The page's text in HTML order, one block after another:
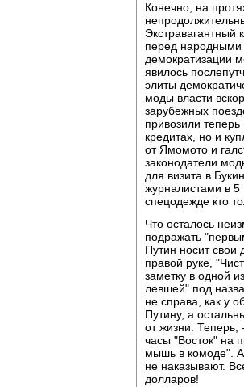
Конечно, на
Экстравагантный
перед народными
демократизации
явилось
элиты
моды власти
зарубежных
привозили
кредитах, но и
от Ямомото и
законодатели
для визита в
журналистами в 5
спецодежде кто
Что осталось
подражать
Путин носит
правой руке,
заметку в одной
левшей" под
не справа, как у
Путину, а
от жизни. Теперь,
часы "Восток" на
мышь в комоде". А
не наказывают.
долларов!